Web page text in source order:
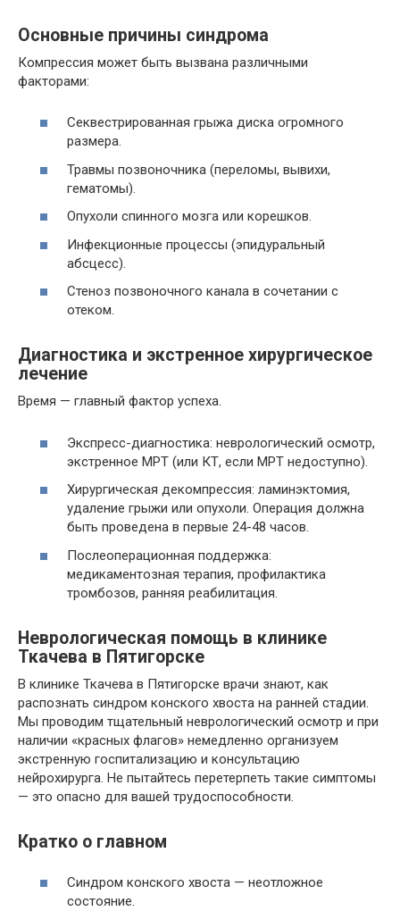
Основные причины синдрома
Компрессия может быть вызвана различными
факторами:
Секвестрированная грыжа диска огромного
размера.
Травмы позвоночника (переломы, вывихи,
гематомы).
Опухоли спинного мозга или корешков.
Инфекционные процессы (эпидуральный
абсцесс).
Стеноз позвоночного канала в сочетании с
отеком.
Диагностика и экстренное хирургическое
лечение
Время — главный фактор успеха.
Экспресс-диагностика: неврологический осмотр,
экстренное МРТ (или КТ, если МРТ недоступно).
Хирургическая декомпрессия: ламинэктомия,
удаление грыжи или опухоли. Операция должна
быть проведена в первые 24-48 часов.
Послеоперационная поддержка:
медикаментозная терапия, профилактика
тромбозов, ранняя реабилитация.
Неврологическая помощь в клинике
Ткачева в Пятигорске
В клинике Ткачева в Пятигорске врачи знают, как
распознать синдром конского хвоста на ранней стадии.
Мы проводим тщательный неврологический осмотр и при
наличии «красных флагов» немедленно организуем
экстренную госпитализацию и консультацию
нейрохирурга. Не пытайтесь перетерпеть такие симптомы
— это опасно для вашей трудоспособности.
Кратко о главном
Синдром конского хвоста — неотложное
состояние.